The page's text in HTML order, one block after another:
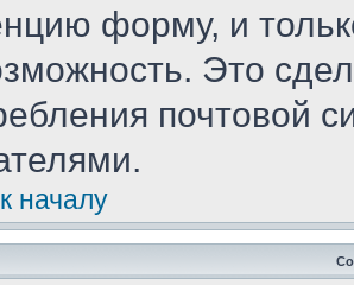
форму, и
Это
почтовой
началу